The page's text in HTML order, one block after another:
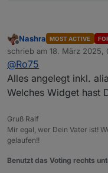
Offline
Nashra MOST ACTIVE
schrieb am 18. März 2025,
zuletzt editiert von
@Ro75
Alles angelegt inkl.
Welches Widget hast
Gruß Ralf
Mir egal, wer Dein Vater ist!
gelaufen!!
Benutzt das Voting rechts